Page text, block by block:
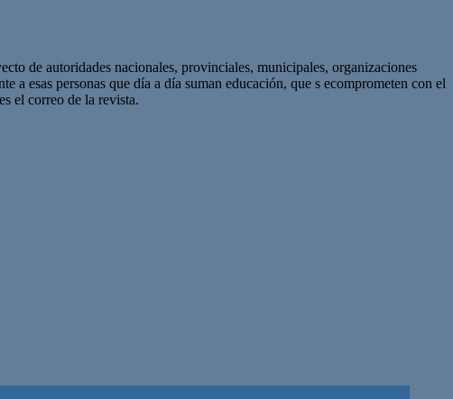
de autoridades nacionales, provinciales, municipales, organizaciones
a esas personas que día a día suman educación, que s ecomprometen con el
el correo de la revista.